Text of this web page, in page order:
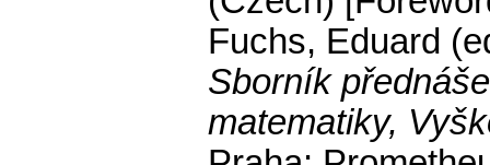
Fuchs, Eduard
Sborník
matematiky,